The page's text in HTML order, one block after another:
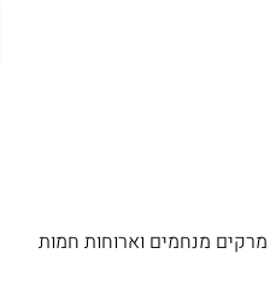
מנחמים וארוחות חמות